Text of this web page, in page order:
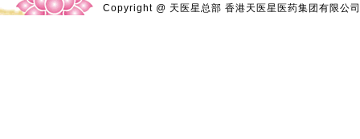
Copyright @ 天医星总部 香港天医星医药集团有限公司